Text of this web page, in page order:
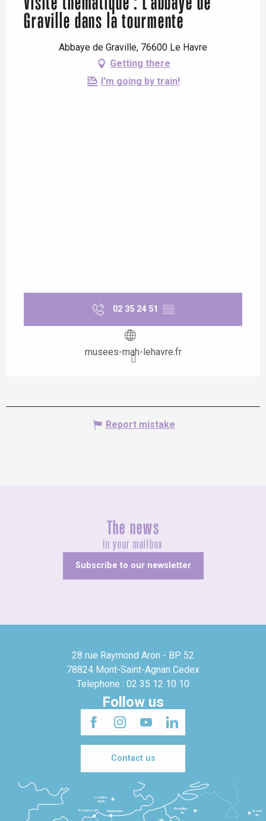
Visite thématique : L'abbaye de
Graville dans la tourmente
Abbaye de Graville, 76600 Le Havre
Getting there
I'm going by train!
02 35 24 51 ▒▒
musees-mah-lehavre.fr
Report mistake
The news
In your mailbox
Subscribe to our newsletter
28 rue Raymond Aron - BP 52
78824 Mont-Saint-Agnan Cedex
Telephone : 02 35 12 10 10
Follow us
Contact us
Lille
Bruxelles
3h
Londres
3h30
Newhaven
Portsmouth
Bonn
5h